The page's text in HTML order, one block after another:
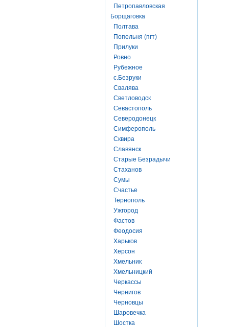
Петропавловская
Борщаговка
Полтава
Попельня (пгт)
Прилуки
Ровно
Рубежное
с.Безруки
Свалява
Светловодск
Севастополь
Северодонецк
Симферополь
Сквира
Славянск
Старые Безрадычи
Стаханов
Сумы
Счастье
Тернополь
Ужгород
Фастов
Феодосия
Харьков
Херсон
Хмельник
Хмельницкий
Черкассы
Чернигов
Черновцы
Шаровечка
Шостка